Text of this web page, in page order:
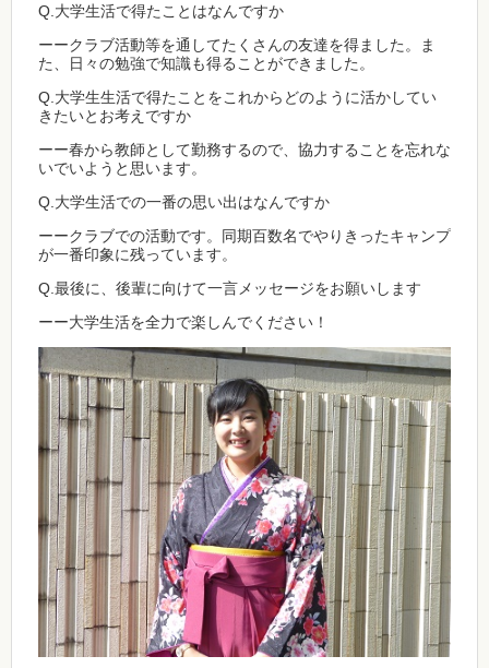
Q.大学生活で得たことはなんですか
ーークラブ活動等を通してたくさんの友達を得ました。ま
た、日々の勉強で知識も得ることができました。
Q.大学生生活で得たことをこれからどのように活かしてい
きたいとお考えですか
ーー春から教師として勤務するので、協力することを忘れな
いでいようと思います。
Q.大学生活での一番の思い出はなんですか
ーークラブでの活動です。同期百数名でやりきったキャンプ
が一番印象に残っています。
Q.最後に、後輩に向けて一言メッセージをお願いします
ーー大学生活を全力で楽しんでください！